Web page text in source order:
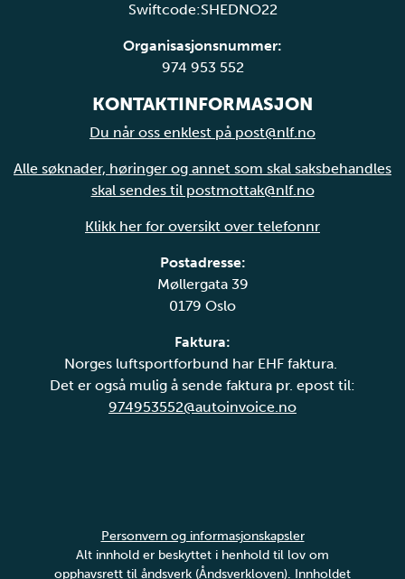
Swiftcode:SHEDNO22
Organisasjonsnummer:
974 953 552
KONTAKTINFORMASJON
Du når oss enklest på post@nlf.no
Alle søknader, høringer og annet som skal saksbehandles
skal sendes til postmottak@nlf.no
Klikk her for oversikt over telefonnr
Postadresse:
Møllergata 39
0179 Oslo
Faktura:
Norges luftsportforbund har EHF faktura.
Det er også mulig å sende faktura pr. epost til:
974953552@autoinvoice.no
Personvern og informasjonskapsler
Alt innhold er beskyttet i henhold til lov om
opphavsrett til åndsverk (Åndsverkloven). Innholdet